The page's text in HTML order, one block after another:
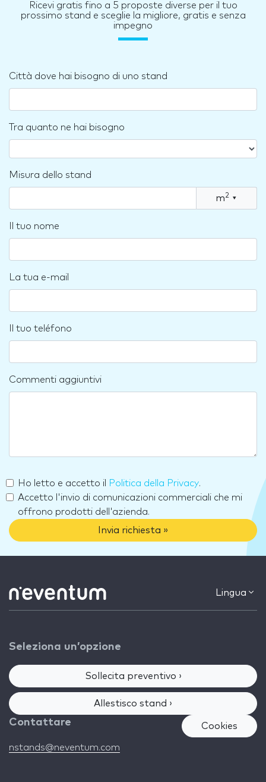
Ricevi gratis fino a 5 proposte diverse per il tuo
prossimo stand e sceglie la migliore, gratis e senza
impegno
Città dove hai bisogno di uno stand
Tra quanto ne hai bisogno
Misura dello stand
m2 ▾
Il tuo nome
La tua e-mail
Il tuo teléfono
Commenti aggiuntivi
Ho letto e accetto il Politica della Privacy.
Accetto l'invio di comunicazioni commerciali che mi
offrono prodotti dell'azienda.
Invia richiesta »
Lingua
Seleziona un’opzione
Sollecita preventivo ›
Allestisco stand ›
Contattare
nstands@neventum.com
Cookies